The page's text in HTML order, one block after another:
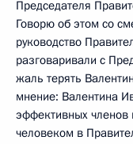
Председателя
Говорю об этом со
руководство
разговаривали с
жаль терять
мнение: Валентина
эффективных
человеком в